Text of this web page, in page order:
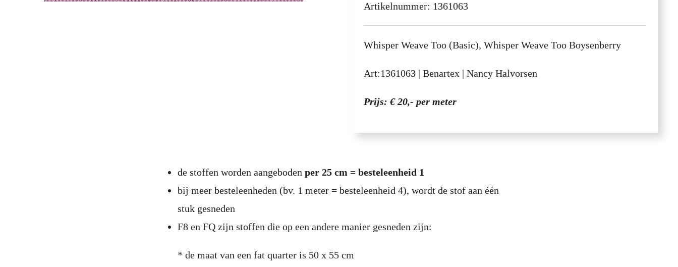
Artikelnummer: 1361063
Whisper Weave Too (Basic), Whisper Weave Too Boysenberry
Art:1361063 | Benartex | Nancy Halvorsen
Prijs: € 20,- per meter
de stoffen worden aangeboden per 25 cm = besteleenheid 1
bij meer besteleenheden (bv. 1 meter = besteleenheid 4), wordt de stof aan één
stuk gesneden
F8 en FQ zijn stoffen die op een andere manier gesneden zijn:
* de maat van een fat quarter is 50 x 55 cm